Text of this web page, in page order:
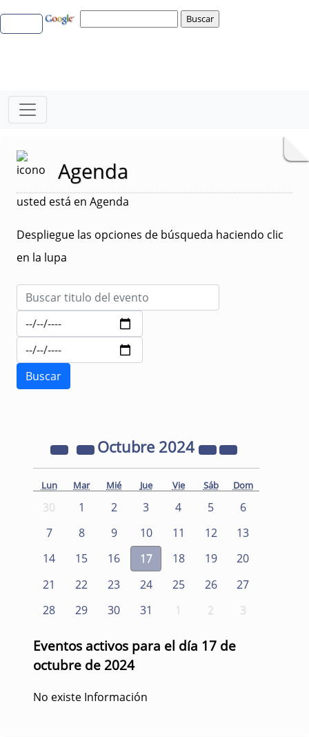
Agenda
usted está en Agenda
Despliegue las opciones de búsqueda haciendo clic
en la lupa
Octubre 2024
Lun Mar Mié Jue Vie Sáb Dom
30 1 2 3 4 5
6
7
8 9 10 11 12
13
14
15 16 17 18 19
20
21
22 23 24 25 26
27
28
29 30 31 1 2 3
Eventos activos para el día 17 de
octubre de 2024
No existe Información